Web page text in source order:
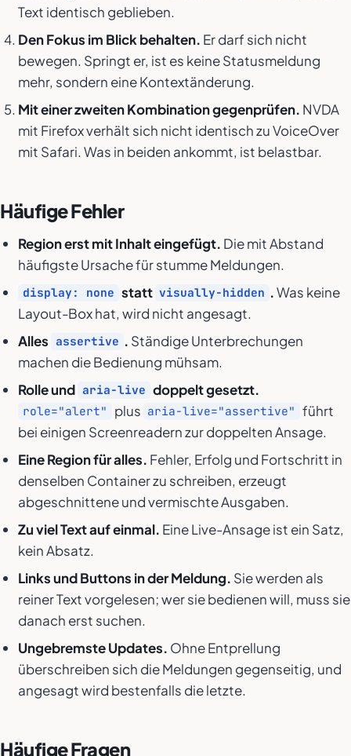
Text identisch geblieben.
Den Fokus im Blick behalten. Er darf sich nicht
bewegen. Springt er, ist es keine Statusmeldung
mehr, sondern eine Kontextänderung.
Mit einer zweiten Kombination gegenprüfen. NVDA
mit Firefox verhält sich nicht identisch zu VoiceOver
mit Safari. Was in beiden ankommt, ist belastbar.
Häufige Fehler
Region erst mit Inhalt eingefügt. Die mit Abstand
häufigste Ursache für stumme Meldungen.
display: none statt visually-hidden .Was keine
Layout-Box hat, wird nicht angesagt.
Alles assertive . Ständige Unterbrechungen
machen die Bedienung mühsam.
Rolle und aria-live doppelt gesetzt.
role="alert" plus aria-live="assertive" führt
bei einigen Screenreadern zur doppelten Ansage.
Eine Region für alles. Fehler, Erfolg und Fortschritt in
denselben Container zu schreiben, erzeugt
abgeschnittene und vermischte Ausgaben.
Zu viel Text auf einmal. Eine Live-Ansage ist ein Satz,
kein Absatz.
Links und Buttons in der Meldung. Sie werden als
reiner Text vorgelesen; wer sie bedienen will, muss sie
danach erst suchen.
Ungebremste Updates. Ohne Entprellung
überschreiben sich die Meldungen gegenseitig, und
angesagt wird bestenfalls die letzte.
Häufige Fragen